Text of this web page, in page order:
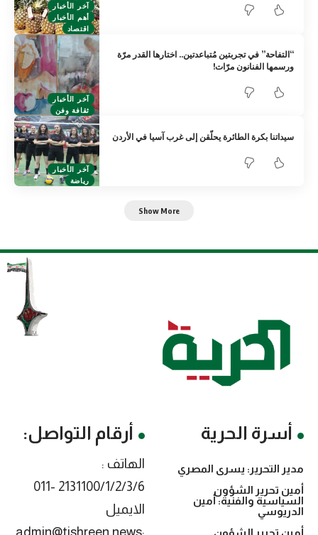
آخر الأخبار
أهم الأخبار
اقتصاد
آخر الأخبار
ثقافة وفن
“التفاحة” في تجربتين مُتباعدتين.. اختارها القدر مرّة
ورسمها الفنانون مرّات!
آخر الأخبار
رياضة
سيداتنا بكرة الطائرة يحلّقن إلى غرب آسيا في الأردن
Show More
أسرة الحرية
مدير التحرير: يسرى المصري
أمين تحرير الشؤون
السياسية والفنية: أمين
الدريوسي
أمين تحرير الشؤون
أرقام التواصل:
الهاتف :
2131100/1/2/3/6 -011
الايميل
:admin@tishreen.news